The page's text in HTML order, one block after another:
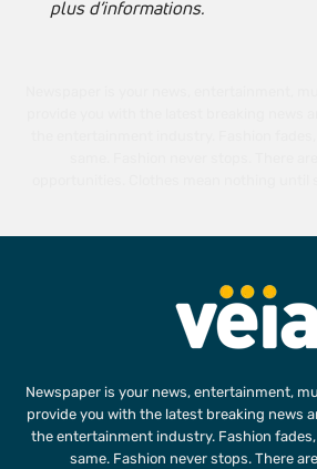
plus d’informations.
Newspaper is your news, entertainment,
provide you with the latest breaking news
the entertainment industry. Fashion
same. Fashion never stops. There